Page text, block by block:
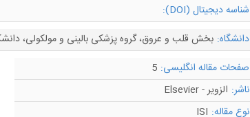
شناسه دیجیتال (DOI):
دانشگاه: بخش قلب و عروق، گروه پزشکی بالینی و مولکولی،
صفحات مقاله انگلیسی: 5
ناشر: الزویر - Elsevier
نوع مقاله: ISI